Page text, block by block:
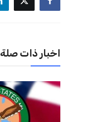
اخبار ذات صلة